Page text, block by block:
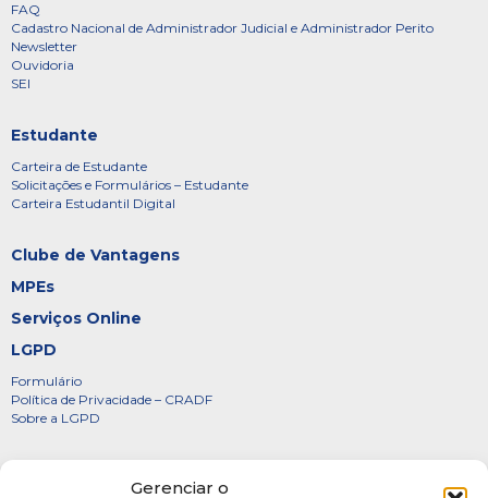
Gerenciar o
FAQ
Cadastro Nacional de Administrador Judicial e Administrador Perito
Newsletter
Ouvidoria
SEI
Estudante
Carteira de Estudante
Solicitações e Formulários – Estudante
Carteira Estudantil Digital
Clube de Vantagens
MPEs
Serviços Online
LGPD
Formulário
Política de Privacidade – CRADF
Sobre a LGPD